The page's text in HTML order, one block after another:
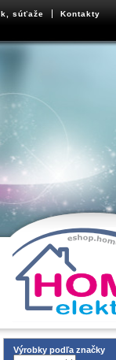
súťaže Kontakty
Výrobky podľa značky